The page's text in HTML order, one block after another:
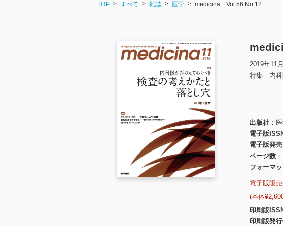
TOP すべて 雑誌 医学 medicina Vol.56 No.12
2019年11
特集 内科
出版社
電子版
電子版発売
ページ数
フォーマッ
電子版販売
(本体
印刷版
印刷版発行